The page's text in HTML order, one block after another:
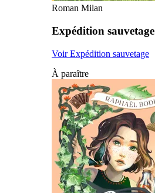
Roman Milan
Expédition sauvetage
Voir Expédition sauvetage
À paraître